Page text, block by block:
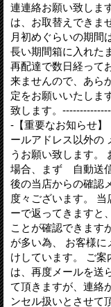
連連絡お願い致しま
は、お取替えできま
月初めぐらいの期間
長い期間箱に入れた
再配達で数日経って
来ませんので、あら
定をお願いいたしま
致します。
-【重要なお知らせ】
ールアドレス以外の
うお願い致します。
場合、まず 自動送
後の当店からの確認
度々ございます。
ーで返ってきますと
ことが確認できます
が多い為、 お客様
けしています。 ご
は、再度メールを送
て頂きますが、連絡
ンセル扱いとさせて